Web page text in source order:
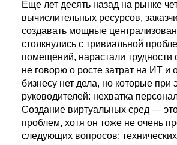
Еще лет десять назад на рынке
вычислительных ресурсов,
создавать мощные
столкнулись с тривиальной
помещений, нарастали
не говорю о росте затрат на ИТ
бизнесу нет дела, но которые
руководителей: нехватка
Создание виртуальных сред —
проблем, хотя он тоже не очень
следующих вопросов: